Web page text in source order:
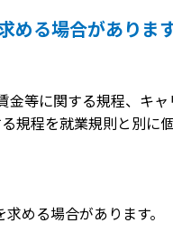
る場合があります
等に関する規程、キ
規程を就業規則と別に
める場合があります。